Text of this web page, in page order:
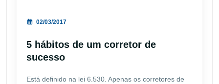
02/03/2017
5 hábitos de um corretor de
sucesso
Está definido na lei 6.530. Apenas os corretores de